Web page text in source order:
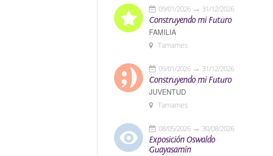
09/01/2026 31/12/2026
Construyendo mi Futuro
FAMILIA
Tamames
09/01/2026 31/12/2026
Construyendo mi Futuro
JUVENTUD
Tamames
08/05/2026 30/08/2026
Exposición Oswaldo
Guayasamín